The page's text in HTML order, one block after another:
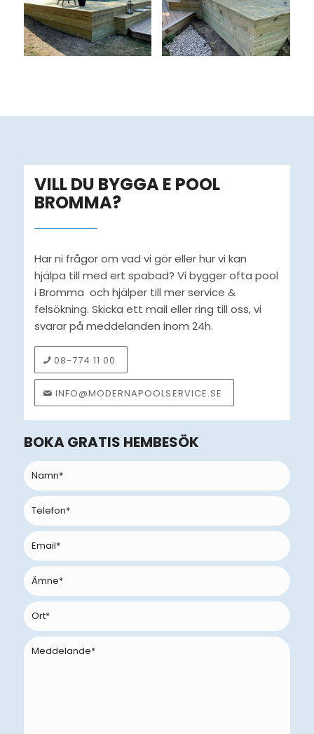
VILL DU BYGGA E POOL
BROMMA?
Har ni frågor om vad vi gör eller hur vi kan
hjälpa till med ert spabad? Vi bygger ofta pool
i Bromma och hjälper till mer service &
felsökning. Skicka ett mail eller ring till oss, vi
svarar på meddelanden inom 24h.
08-774 11 00
INFO@MODERNAPOOLSERVICE.SE
BOKA GRATIS HEMBESÖK